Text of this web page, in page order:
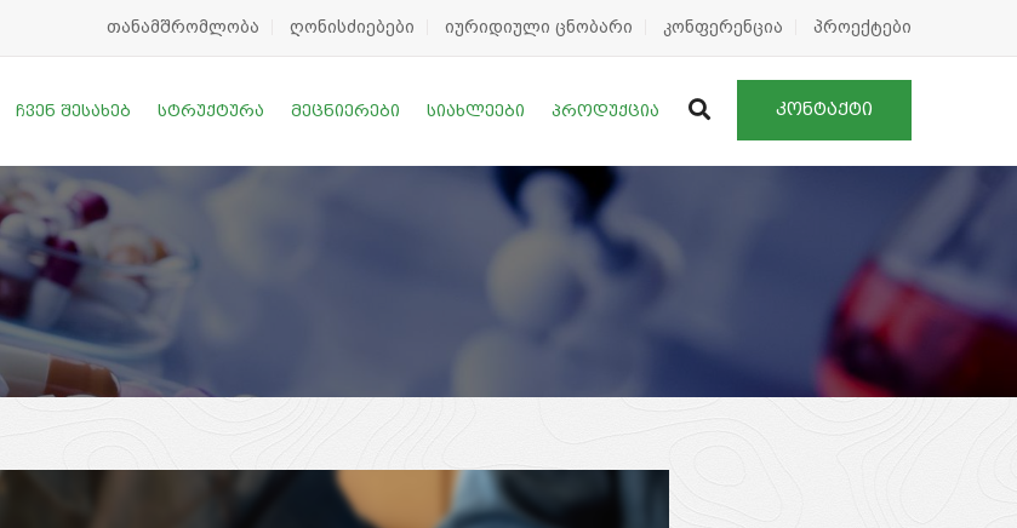
თანამშრომლობა ღონისძიებები იურიდიული ცნობარი კონფერენცია პროექტები
Ჩვენ Შესახებ Სტრუქტურა Მეცნიერები Სიახლეები Პროდუქცია Კონტაქტი